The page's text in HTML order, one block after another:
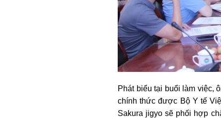
Phát biểu tại buổi làm việc,
chính thức được Bộ Y tế
Sakura jigyo sẽ phối hợp